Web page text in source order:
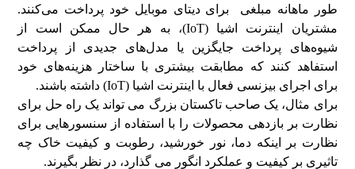
طور ماهانه مبلغی برای دیتای موبایل خود پرداخت می‌کنند.
مشتریان اینترنت اشیا (IoT)، به هر حال ممکن است از
شیوه‌های پرداخت جایگزین یا مدل‌های جدیدی از پرداخت
استفاهد کنند که مطابقت بیشتری با ساختار هزینه‌های خود
برای اجرای بیزنسی فعال با اینترنت اشیا (IoT) داشته باشند.
برای مثال، یک صاحب تاکستان بزرگ می تواند یک راه حل برای
نظارت بر بازدهی محصولات را با استفاده از سنسورهایی برای
نظارت بر اینکه دما، نور خورشید، رطوبت و کیفیت خاک چه
تاثیری بر کیفیت و عملکرد انگور می گذارد، در نظر بگیرند.